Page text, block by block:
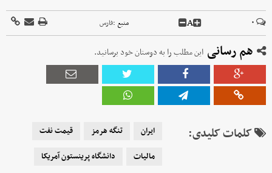
۰ A منبع :فارس
هم رسانی این مطلب را به دوستان خود برسانید.
کلمات کلیدی: ایران تنگه هرمز
قیمت نفت
مالیات
دانشگاه پرینستون آمریکا